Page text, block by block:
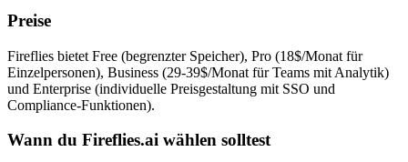
Preise
Fireflies bietet Free (begrenzter Speicher), Pro (18$/Monat für
Einzelpersonen), Business (29-39$/Monat für Teams mit Analytik)
und Enterprise (individuelle Preisgestaltung mit SSO und
Compliance-Funktionen).
Wann du Fireflies.ai wählen solltest